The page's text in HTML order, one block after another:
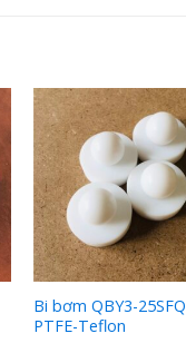
Bi bơm QBY3-25SFQ
PTFE-Teflon